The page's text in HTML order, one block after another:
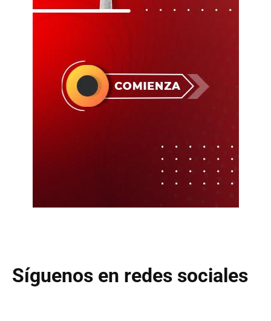
Síguenos en redes sociales